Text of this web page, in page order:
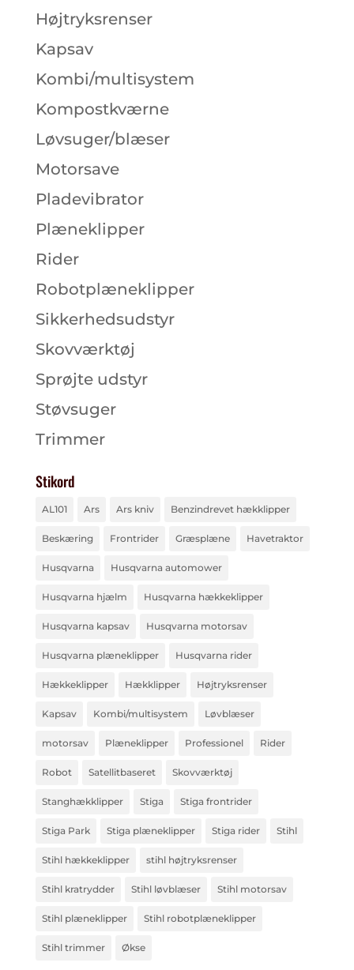
Højtryksrenser
Kapsav
Kombi/multisystem
Kompostkværne
Løvsuger/blæser
Motorsave
Pladevibrator
Plæneklipper
Rider
Robotplæneklipper
Sikkerhedsudstyr
Skovværktøj
Sprøjte udstyr
Støvsuger
Trimmer
Stikord
AL101 Ars Ars kniv Benzindrevet hækklipper
Beskæring Frontrider Græsplæne Havetraktor
Husqvarna Husqvarna automower
Husqvarna hjælm Husqvarna hækkeklipper
Husqvarna kapsav Husqvarna motorsav
Husqvarna plæneklipper Husqvarna rider
Hækkeklipper Hækklipper Højtryksrenser
Kapsav Kombi/multisystem Løvblæser
motorsav Plæneklipper Professionel Rider
Robot Satellitbaseret Skovværktøj
Stanghækklipper Stiga Stiga frontrider
Stiga Park Stiga plæneklipper Stiga rider Stihl
Stihl hækkeklipper stihl højtryksrenser
Stihl kratrydder Stihl løvblæser Stihl motorsav
Stihl plæneklipper Stihl robotplæneklipper
Stihl trimmer Økse